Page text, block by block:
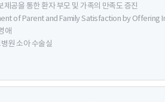
제공을 통한 환자 부모 및 가족의 만족도 증진
of Parent and Family Satisfaction by
애
원 소아 수술실